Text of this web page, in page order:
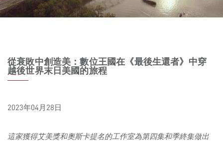
從衰敗中創造美：數位王國在《最後生還者》中穿
越後世界末日美國的旅程
2023年04月28日
這家獲得艾美獎和奧斯卡提名的工作室為第四集和季終集做出